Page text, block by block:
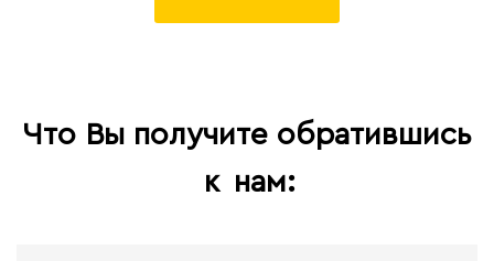
Что Вы получите обратившись
к нам: